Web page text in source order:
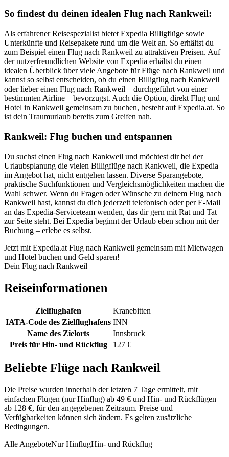
So findest du deinen idealen Flug nach Rankweil:
Als erfahrener Reisespezialist bietet Expedia Billigflüge sowie
Unterkünfte und Reisepakete rund um die Welt an. So erhältst du
zum Beispiel einen Flug nach Rankweil zu attraktiven Preisen. Auf
der nutzerfreundlichen Website von Expedia erhältst du einen
idealen Überblick über viele Angebote für Flüge nach Rankweil und
kannst so selbst entscheiden, ob du einen Billigflug nach Rankweil
oder lieber einen Flug nach Rankweil – durchgeführt von einer
bestimmten Airline – bevorzugst. Auch die Option, direkt Flug und
Hotel in Rankweil gemeinsam zu buchen, besteht auf Expedia.at. So
ist dein Traumurlaub bereits zum Greifen nah.
Rankweil: Flug buchen und entspannen
Du suchst einen Flug nach Rankweil und möchtest dir bei der
Urlaubsplanung die vielen Billigflüge nach Rankweil, die Expedia
im Angebot hat, nicht entgehen lassen. Diverse Sparangebote,
praktische Suchfunktionen und Vergleichsmöglichkeiten machen die
Wahl schwer. Wenn du Fragen oder Wünsche zu deinem Flug nach
Rankweil hast, kannst du dich jederzeit telefonisch oder per E-Mail
an das Expedia-Serviceteam wenden, das dir gern mit Rat und Tat
zur Seite steht. Bei Expedia beginnt der Urlaub eben schon mit der
Buchung – erlebe es selbst.
Jetzt mit Expedia.at Flug nach Rankweil gemeinsam mit Mietwagen
und Hotel buchen und Geld sparen!
Dein Flug nach Rankweil
Reiseinformationen
Zielflughafen
Kranebitten
IATA-Code des Zielflughafens INN
Name des Zielorts
Innsbruck
Preis für Hin- und Rückflug
127 €
Beliebte Flüge nach Rankweil
Die Preise wurden innerhalb der letzten 7 Tage ermittelt, mit
einfachen Flügen (nur Hinflug) ab 49 € und Hin- und Rückflügen
ab 128 €, für den angegebenen Zeitraum. Preise und
Verfügbarkeiten können sich ändern. Es gelten zusätzliche
Bedingungen.
Alle AngeboteNur HinflugHin- und Rückflug